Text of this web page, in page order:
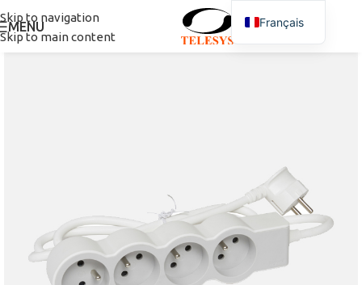
Skip to navigation
Skip to main content
MENU Français